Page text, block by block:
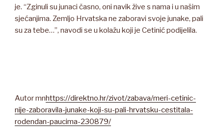
je. “Zginuli su junaci časno, oni navik žive s nama i u našim
sjećanjima. Zemljo Hrvatska ne zaboravi svoje junake, pali
su za tebe…”, navodi se u kolažu koji je Cetinić podijelila.
Autor mnhttps://direktno.hr/zivot/zabava/meri-cetinic-
nije-zaboravila-junake-koji-su-pali-hrvatsku-cestitala-
rodendan-paucima-230879/